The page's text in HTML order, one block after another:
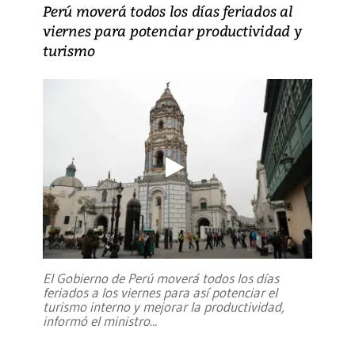
Perú moverá todos los días feriados al
viernes para potenciar productividad y
turismo
El Gobierno de Perú moverá todos los días
feriados a los viernes para así potenciar el
turismo interno y mejorar la productividad,
informó el ministro...